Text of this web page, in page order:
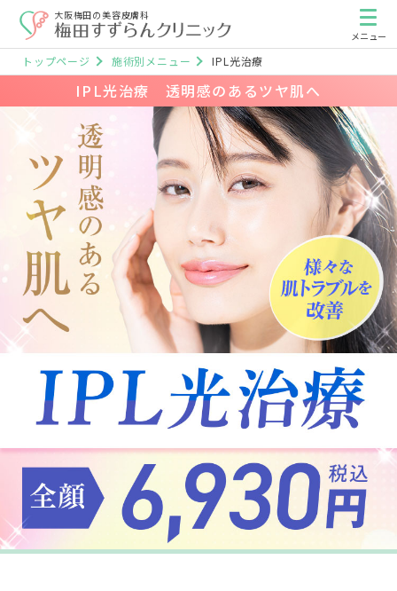
大阪梅田の美容皮膚科
トップページ 施術別メニュー IPL光治療
IPL光治療 透明感のあるツヤ肌へ